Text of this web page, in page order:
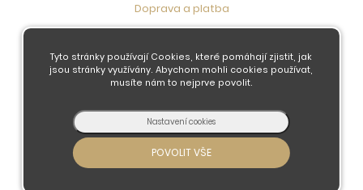
Doprava a platba
Kontaktujte nás
© 2026 - Developed by Insions.r.o. & Liberec
Tyto stránky používají Cookies, které pomáhají zjistit, jak
jsou stránky využívány. Abychom mohli cookies používat,
musíte nám to nejprve povolit.